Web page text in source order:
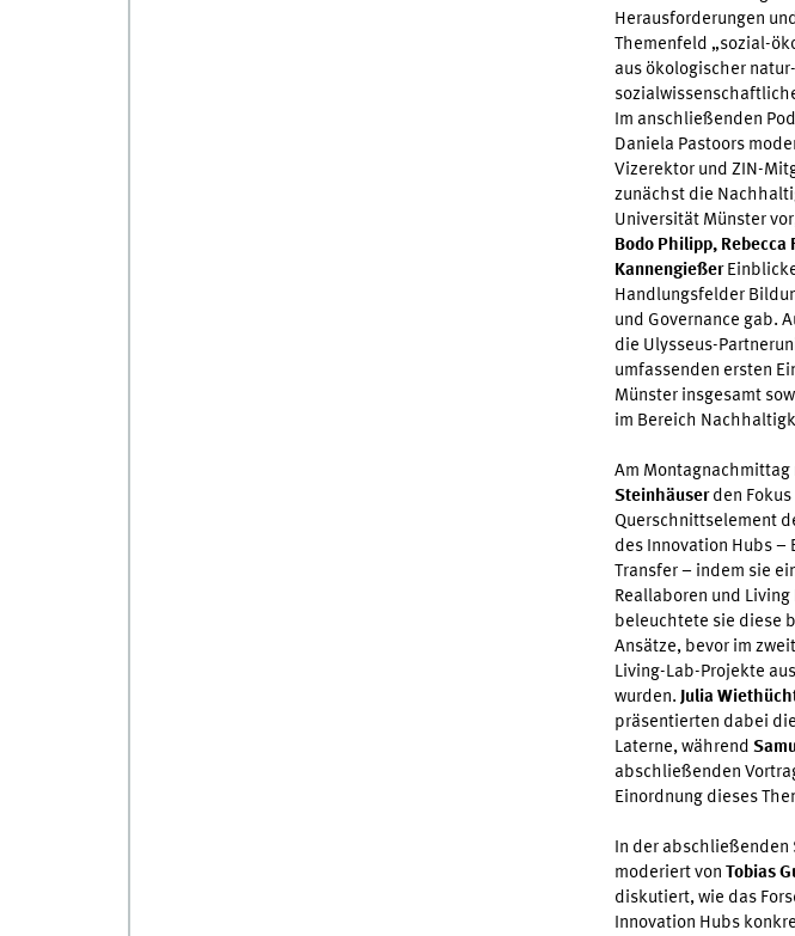
Herausforderungen
Themenfeld „sozial-
aus ökologischer
Im anschließenden
Daniela Pastoors
Vizerektor und ZIN-
zunächst die
Universität Münster
Bodo Philipp, Rebecca
Kannengießer
Handlungsfelder
und Governance gab.
die Ulysseus-
umfassenden ersten
Münster insgesamt
im Bereich
Am
Steinhäuserden Fokus
Querschnittselement
des Innovation Hubs –
Transfer – indem sie
Reallaboren und
beleuchtete sie diese
Ansätze, bevor im
Living-Lab-Projekte
wurden. Julia
präsentierten dabei
Laterne, während
abschließenden
Einordnung dieses
In der abschließenden
moderiert von Tobias
diskutiert, wie das
Innovation Hubs